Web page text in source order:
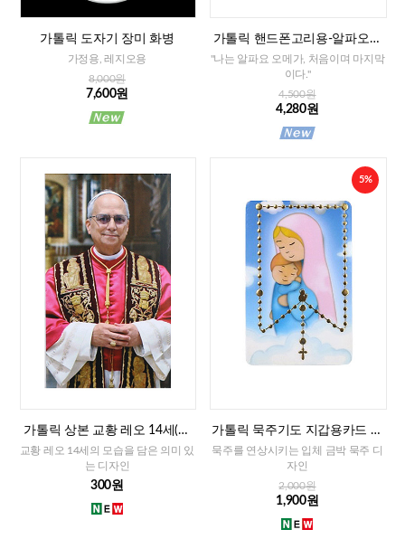
가톨릭 도자기 장미 화병
가정용, 레지오용
8,000원
7,600원
가톨릭 핸드폰고리용-알파오메
가 십자가
"나는 알파요 오메가, 처음이며 마지막
이다."
4,500원
4,280원
가톨릭 상본 교황 레오 14세(이
태리)
교황 레오 14세의 모습을 담은 의미 있
는 디자인
300원
5%
가톨릭 묵주기도 지갑용카드 책
갈피겸용-성모자(이태리)
묵주를 연상시키는 입체 금박 묵주 디
자인
2,000원
1,900원